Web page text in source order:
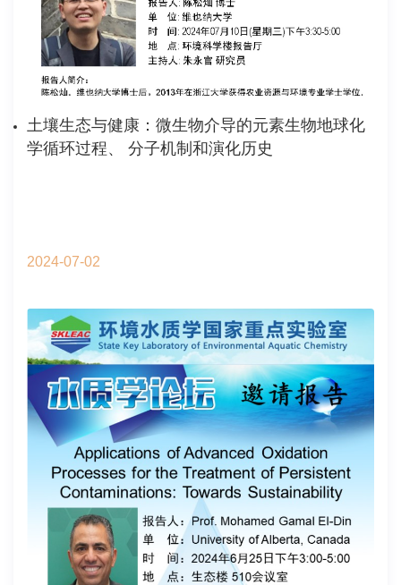
土壤生态与健康：微生物介导的元素生物地球化
学循环过程、 分子机制和演化历史
2024-07-02